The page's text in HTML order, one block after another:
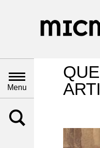
Menu